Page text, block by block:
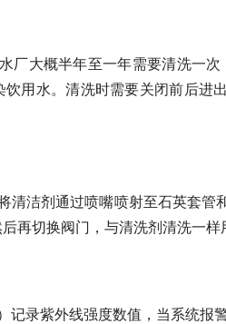
厂大概半年至一年需要清洗一次
用水。清洗时需要关闭前后进
清洁剂通过喷嘴喷射至石英套
再切换阀门，与清洗剂清洗一样
记录紫外线强度数值，当系统报